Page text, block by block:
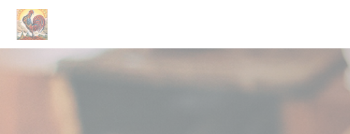
Cookie管理面板